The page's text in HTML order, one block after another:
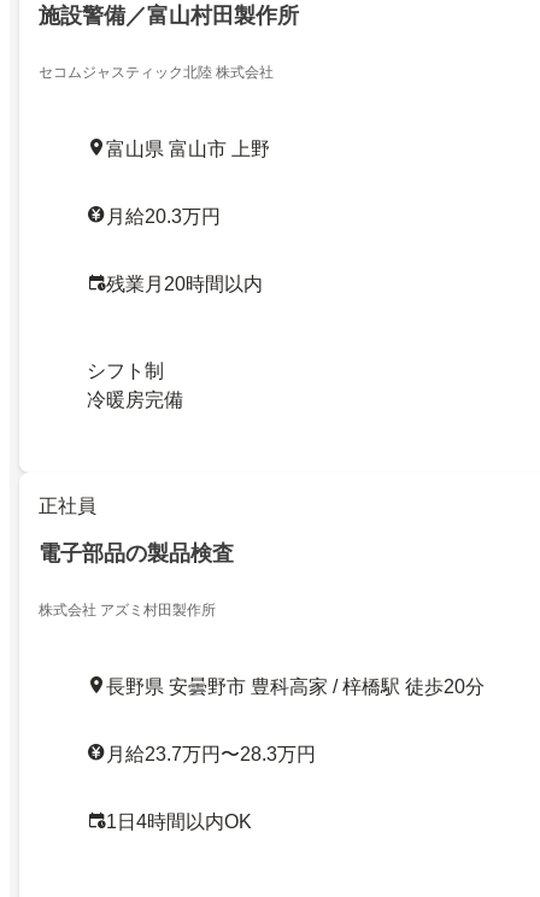
施設警備／富山村田製作所
セコムジャスティック北陸 株式会社
富山県 富山市 上野
月給20.3万円
残業月20時間以内
シフト制
冷暖房完備
正社員
電子部品の製品検査
株式会社 アズミ村田製作所
長野県 安曇野市 豊科高家 / 梓橋駅 徒歩20分
月給23.7万円〜28.3万円
1日4時間以内OK